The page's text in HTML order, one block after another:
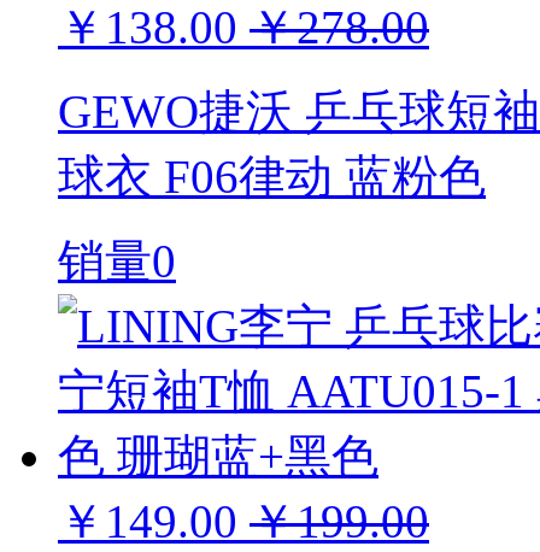
￥138.00 ￥278.00
GEWO捷沃 乒乓球短
球衣 F06律动 蓝粉色
销量0
￥149.00 ￥199.00